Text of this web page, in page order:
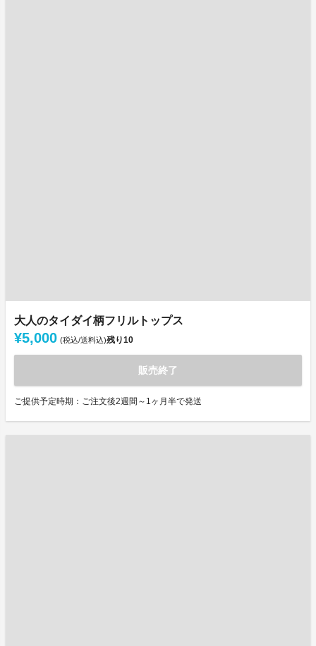
大人のタイダイ柄フリルトップス
¥5,000 (税込/送料込)残り10
販売終了
ご提供予定時期：ご注文後2週間～1ヶ月半で発送